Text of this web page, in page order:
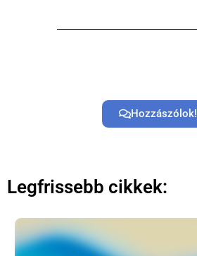
Hozzászólok!
Legfrissebb cikkek: